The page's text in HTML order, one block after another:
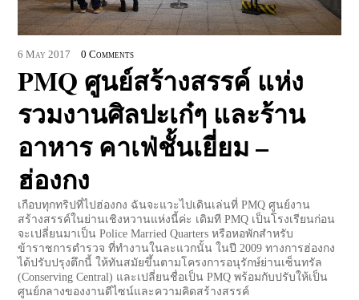
6 May 2017 0 Comments
PMQ ศูนย์สร้างสรรค์ แห่ง
รวมงานศิลปะเก๋ๆ และร้าน
อาหาร คาเฟ่ชั้นเยี่ยม –
ฮ่องกง
เกือบทุกทริปที่ไปฮ่องกง ฉันจะแวะไปเดินเล่นที่ PMQ ศูนย์งาน
สร้างสรรค์ในย่านเชิงหวานแห่งนี้ค่ะ เดิมที PMQ เป็นโรงเรียนก่อน
จะเปลี่ยนมาเป็น Police Married Quarters หรือหอพักสำหรับ
ข้าราชการตำรวจ ที่ทำงานในละแวกนั้น ในปี 2009 ทางการฮ่องกง
ได้ปรับปรุงตึกนี้ ให้ทันสมัยขึ้นตามโครงการอนุรักษ์ย่านเซ็นทรัล
(Conserving Central) และเปลี่ยนชื่อเป็น PMQ พร้อมกับปรับให้เป็น
ศูนย์กลางของงานดีไซน์และความคิดสร้างสรรค์